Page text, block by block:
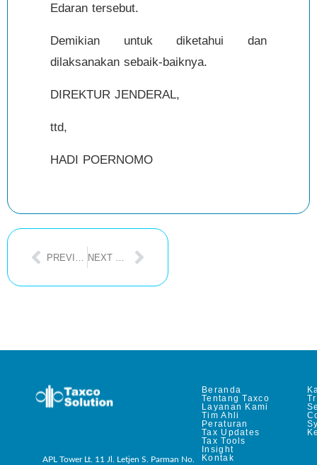
Edaran tersebut.
Demikian untuk diketahui dan
dilaksanakan sebaik-baiknya.
DIREKTUR JENDERAL,
ttd,
HADI POERNOMO
APL Tower Lt. 11 Jl. Letjen S. Parman No.
Beranda
Tentang Taxco
Layanan Kami
Tim Ahli
Peraturan
Tax Updates
Tax Tools
Insight
Kontak